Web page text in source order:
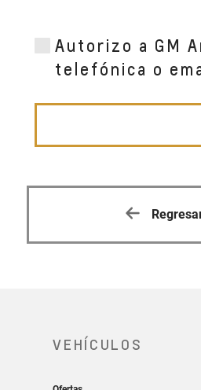
Autorizo a GM
telefónica o